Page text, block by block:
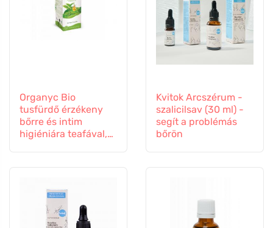
Organyc Bio
tusfürdő érzékeny
bőrre és intim
higiéniára teafával,
Kvitok Arcszérum -
szalicilsav (30 ml) -
segít a problémás
bőrön